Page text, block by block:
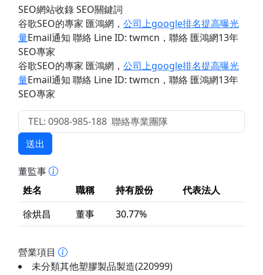
SEO網站收錄 SEO關鍵詞
谷歌SEO的專家 匯鴻網 ， 公司上google排名提高曝光
量Email通知 聯絡 Line ID: twmcn ，聯絡 匯鴻網13年
SEO專家
谷歌SEO的專家 匯鴻網 ， 公司上google排名提高曝光
量Email通知 聯絡 Line ID: twmcn ，聯絡 匯鴻網13年
SEO專家
送出
董監事
姓名
職稱 持有股份
代表法人
徐烘昌
董事 30.77%
營業項目
未分類其他塑膠製品製造(220999)